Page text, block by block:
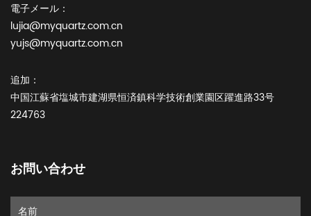
電子メール：
lujia@myquartz.com.cn
yujs@myquartz.com.cn
追加：
中国江蘇省塩城市建湖県恒済鎮科学技術創業園区躍進路33号
224763
お問い合わせ